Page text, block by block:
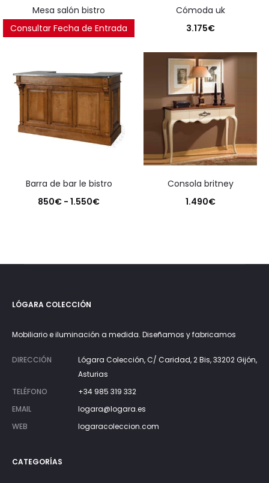
mesa salón bistro
250€
Consultar Fecha de Entrada
cómoda uk
3.175€
barra de bar le bistro
850€ - 1.550€Rango
consola britney
1.490€
LÓGARA COLECCIÓN
Mobiliario e iluminación a medida. Diseñamos y fabricamos
DIRECCIÓN
Lógara Colección, C/ Caridad, 2 Bis, 33202 Gijón,
Asturias
TELÉFONO
+34 985 319 332
EMAIL
logara@logara.es
WEB
logaracoleccion.com
CATEGORÍAS